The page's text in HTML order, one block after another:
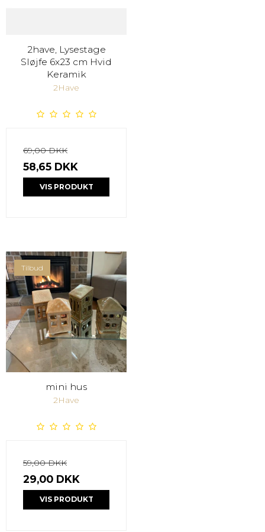
2have, Lysestage
Sløjfe 6x23 cm Hvid
Keramik
2Have
69,00 DKK
58,65 DKK
VIS PRODUKT
Tilbud
mini hus
2Have
59,00 DKK
29,00 DKK
VIS PRODUKT